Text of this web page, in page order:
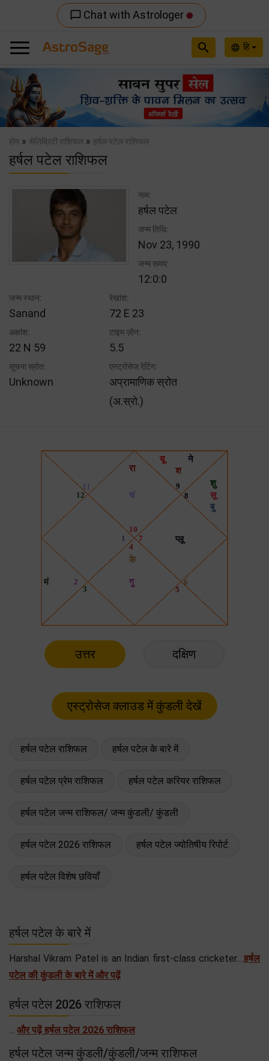
chat_bubble_outline Chat with Astrologer
language हि
search
Previous
होम » सेलिब्रिटी राशिफल » हर्षल पटेल राशिफल
हर्षल पटेल राशिफल
नाम:
हर्षल पटेल
जन्म तिथि:
Nov 23, 1990
जन्म समय:
12:0:0
जन्म स्थान:
Sanand
रेखांश:
72 E 23
अक्षांश:
22 N 59
टाइम ज़ोन:
5.5
सूचना स्रोत:
Unknown
एस्ट्रोसेज रेटिंग:
अप्रामाणिक स्रोत
(अ.स्रो.)
उत्तर दक्षिण
हर्षल पटेल राशिफल हर्षल पटेल के बारे में
हर्षल पटेल प्रेम राशिफल हर्षल पटेल करियर राशिफल
हर्षल पटेल जन्म राशिफल/ जन्म कुंडली/ कुंडली
हर्षल पटेल 2026 राशिफल हर्षल पटेल ज्योतिषीय रिपोर्ट
हर्षल पटेल विशेष छवियाँ
हर्षल पटेल के बारे में
Harshal Vikram Patel is an Indian first-class cricketer....हर्षल
पटेल की कुंडली के बारे में और पढ़ें
हर्षल पटेल 2026 राशिफल
... और पढ़ें हर्षल पटेल 2026 राशिफल
हर्षल पटेल जन्म कुंडली/कुंडली/जन्म राशिफल